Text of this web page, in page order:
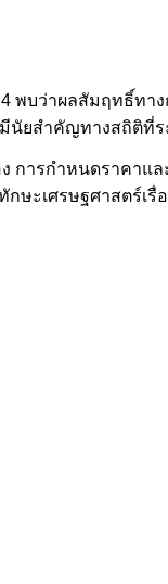
พบว่าผลสัมฤทธิ์ทา
มีนัยสำคัญทางสถิติที่ร
การกำหนดราคาแล
ษะเศรษฐศาสตร์เรื่